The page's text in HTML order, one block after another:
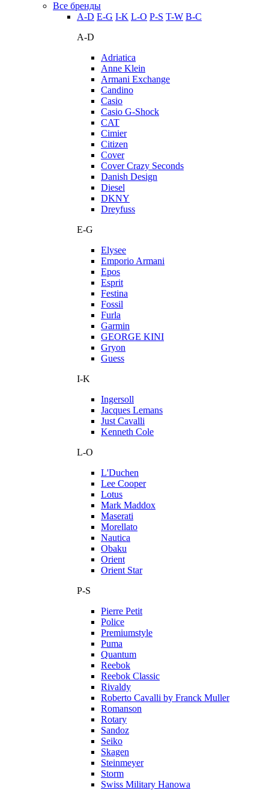
Все бренды
A-D E-G I-K L-O P-S T-W В-С
A-D
Adriatica
Anne Klein
Armani Exchange
Candino
Casio
Casio G-Shock
CAT
Cimier
Citizen
Cover
Cover Crazy Seconds
Danish Design
Diesel
DKNY
Dreyfuss
E-G
Elysee
Emporio Armani
Epos
Esprit
Festina
Fossil
Furla
Garmin
GEORGE KINI
Gryon
Guess
I-K
Ingersoll
Jacques Lemans
Just Cavalli
Kenneth Cole
L-O
L'Duchen
Lee Cooper
Lotus
Mark Maddox
Maserati
Morellato
Nautica
Obaku
Orient
Orient Star
P-S
Pierre Petit
Police
Premiumstyle
Puma
Quantum
Reebok
Reebok Classic
Rivaldy
Roberto Cavalli by Franck Muller
Romanson
Rotary
Sandoz
Seiko
Skagen
Steinmeyer
Storm
Swiss Military Hanowa